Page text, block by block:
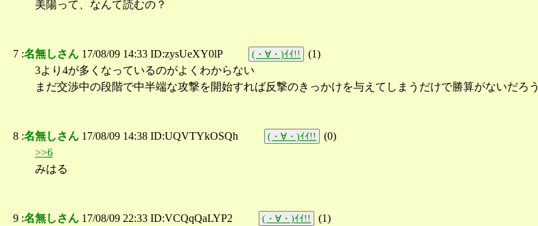
美陽って、なんて読むの？
7 :名無しさん 17/08/09 14:33 ID:zysUeXY0lP (・∀・)ｲｲ!! (1)
3より4が多くなっているのがよくわからない
まだ交渉中の段階で中半端な攻撃を開始すれば反撃のきっかけを与えてしまうだけで勝算がないだろう
8 :名無しさん 17/08/09 14:38 ID:UQVTYkOSQh (・∀・)ｲｲ!! (0)
>>6
みはる
9 :名無しさん 17/08/09 22:33 ID:VCQqQaLYP2 (・∀・)ｲｲ!! (1)